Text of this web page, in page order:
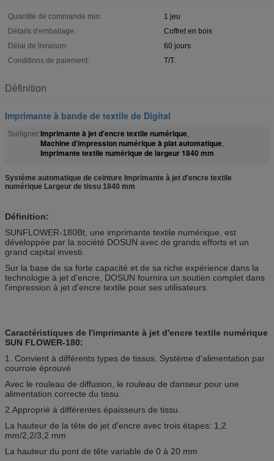
Quantité de commande min:
1 jeu
Détails d'emballage:
Coffret en bois
Délai de livraison:
60 jours
Conditions de paiement:
T/T.
Définition
Imprimante à bande de textile de Digital
Surligner:Imprimante à jet d'encre textile numérique,
Machine d'impression numérique à plat automatique,
Imprimante textile numérique de largeur 1840 mm
Système automatique de ceinture Imprimante à jet d'encre textile
numérique Largeur de tissu 1840 mm
Définition:
SUNFLOWER-180Bt, une imprimante textile numérique, est
développée par la société DOSUN avec de grands efforts et un
grand capital investi.
Sur la base de sa forte capacité et de sa riche expérience dans la
technologie à jet d'encre, DOSUN fournira un soutien complet dans
l'impression à jet d'encre textile pour ses utilisateurs.
Caractéristiques de l'imprimante à jet d'encre textile numérique
SUN FLOWER-180:
1. Convient à différents types de tissus. Système d'alimentation par
courroie éprouvé
Avec le rouleau de diffusion, le rouleau de danseur pour une
alimentation correcte du tissu.
2.Approprié à différentes épaisseurs de tissu.
La hauteur de la tête de jet d'encre avec trois étapes: 1,2
mm/2,2/3,2 mm
La hauteur du pont de tête variable de 0 à 20 mm